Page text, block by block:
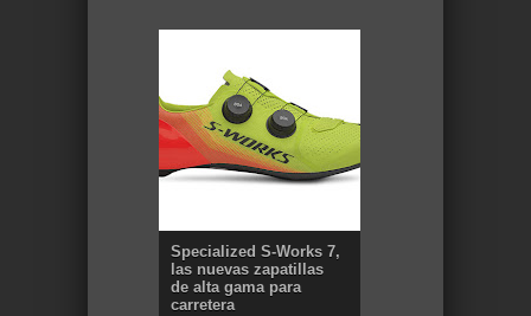
Specialized S-Works 7,
las nuevas zapatillas
de alta gama para
carretera